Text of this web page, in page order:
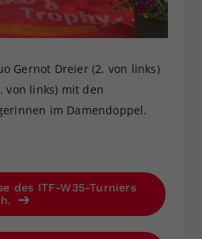
Gernot Dreier (2. von links)
von links) mit den
im Damendoppel.
des ITF-W35-Turniers